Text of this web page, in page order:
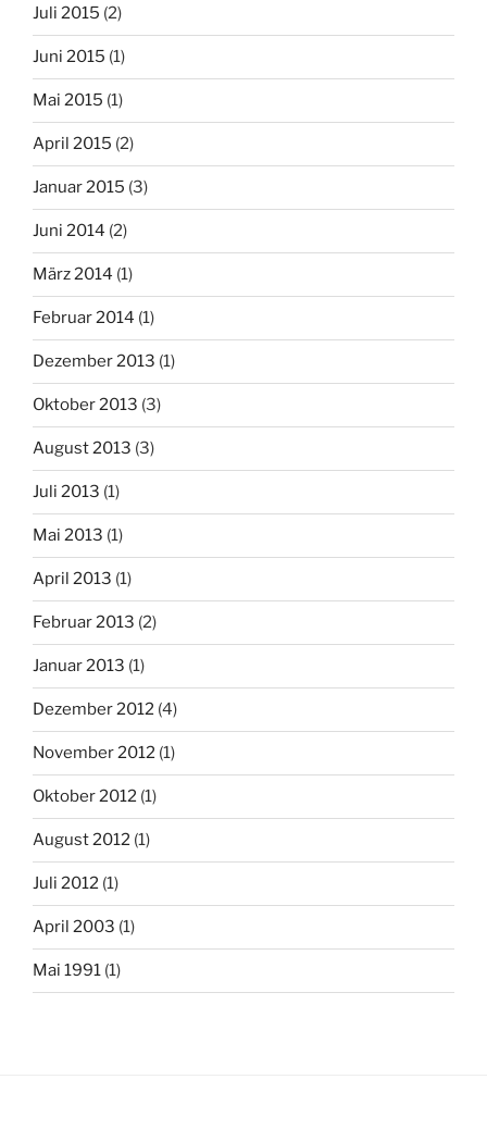
Juli 2015 (2)
Juni 2015 (1)
Mai 2015 (1)
April 2015 (2)
Januar 2015 (3)
Juni 2014 (2)
März 2014 (1)
Februar 2014 (1)
Dezember 2013 (1)
Oktober 2013 (3)
August 2013 (3)
Juli 2013 (1)
Mai 2013 (1)
April 2013 (1)
Februar 2013 (2)
Januar 2013 (1)
Dezember 2012 (4)
November 2012 (1)
Oktober 2012 (1)
August 2012 (1)
Juli 2012 (1)
April 2003 (1)
Mai 1991 (1)